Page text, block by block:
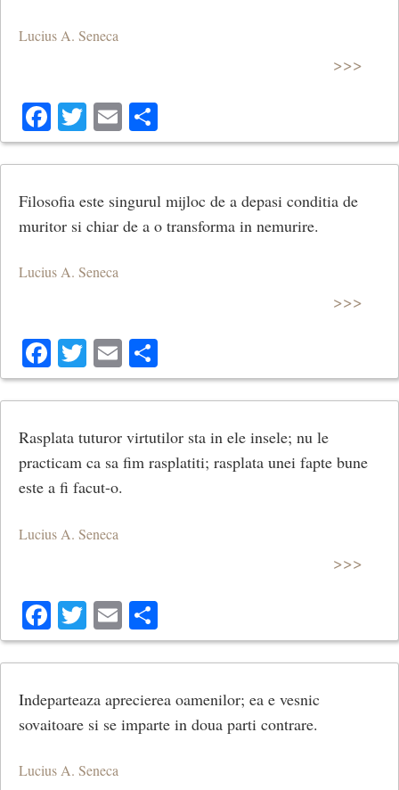
Lucius A. Seneca
>>>
Facebook
Twitter
Email
Filosofia este singurul mijloc de a depasi conditia de
muritor si chiar de a o transforma in nemurire.
Lucius A. Seneca
>>>
Facebook
Twitter
Email
Rasplata tuturor virtutilor sta in ele insele; nu le
practicam ca sa fim rasplatiti; rasplata unei fapte bune
este a fi facut-o.
Lucius A. Seneca
>>>
Facebook
Twitter
Email
Indeparteaza aprecierea oamenilor; ea e vesnic
sovaitoare si se imparte in doua parti contrare.
Lucius A. Seneca